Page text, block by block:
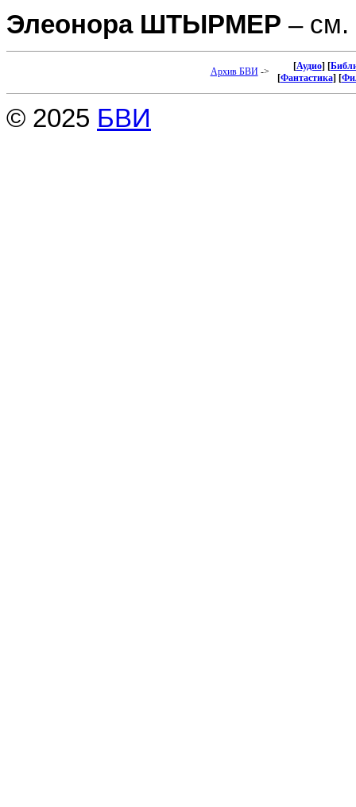
Элеонора ШТЫРМЕР – см.
Архив БВИ-> [Аудио] [
[Фантастика] [
© 2025 БВИ